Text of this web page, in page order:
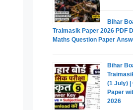
Bihar
Traimasik Paper 2026 PDF
Maths Question Paper
Bihar
(1 July) |
Paper
2026